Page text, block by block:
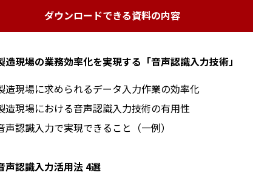
ダウンロードできる資料の内容
造現場の業務効率化を実現する「音声認識入力技術」
造現場に求められるデータ入力作業の効率化
造現場における音声認識入力技術の有用性
声認識入力で実現できること（一例）
声認識入力活用法 4選